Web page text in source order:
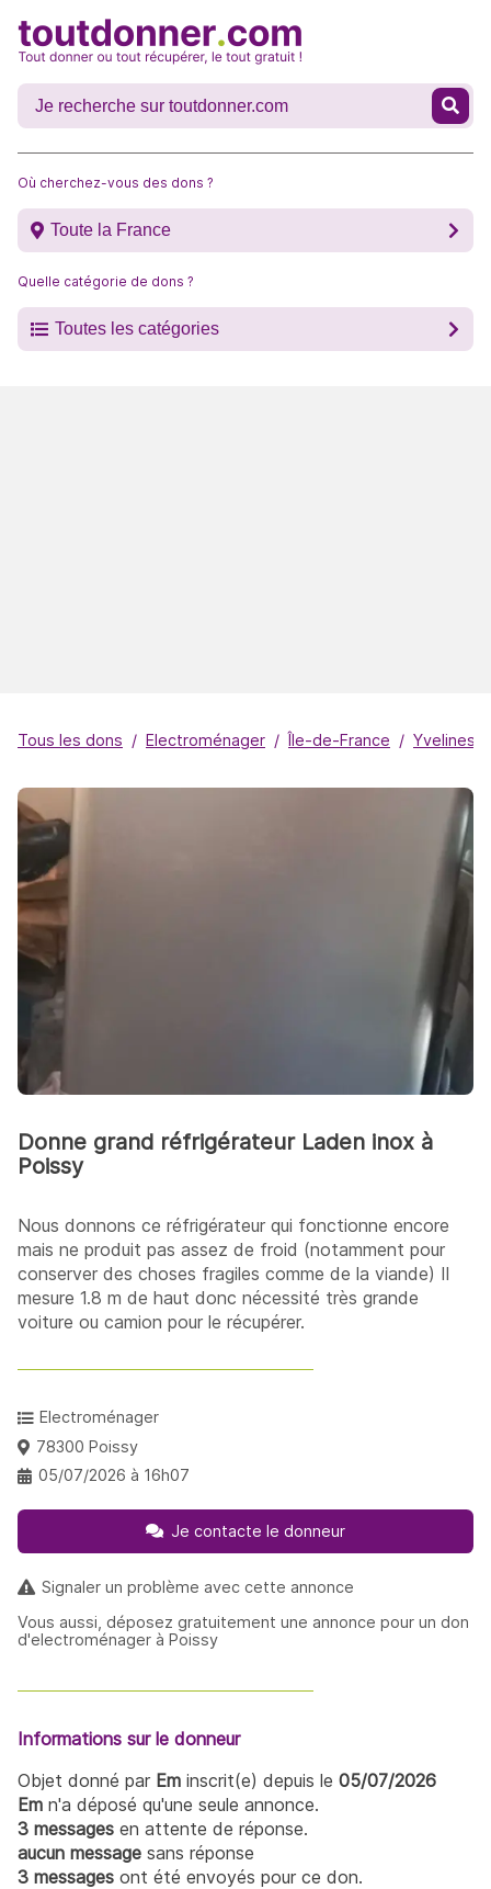
Où cherchez-vous des dons ?
Toute la France
Quelle catégorie de dons ?
Toutes les catégories
Tous les dons Electroménager Île-de-France Yvelines
Donne grand réfrigérateur Laden inox à
Poissy
Nous donnons ce réfrigérateur qui fonctionne encore
mais ne produit pas assez de froid (notamment pour
conserver des choses fragiles comme de la viande) Il
mesure 1.8 m de haut donc nécessité très grande
voiture ou camion pour le récupérer.
Electroménager
78300 Poissy
05/07/2026 à 16h07
Je contacte le donneur
Signaler un problème avec cette annonce
Vous aussi, déposez gratuitement une annonce pour un don
d'electroménager à Poissy
Informations sur le donneur
Objet donné par Em inscrit(e) depuis le 05/07/2026
Em n'a déposé qu'une seule annonce.
3 messages en attente de réponse.
aucun message sans réponse
3 messages ont été envoyés pour ce don.